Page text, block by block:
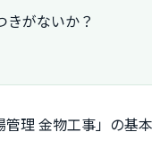
がないか？
理 金物工事」の基本